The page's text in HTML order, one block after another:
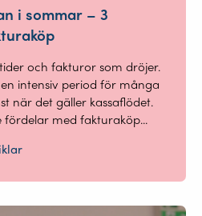
i sommar – 3
och fakturor som dröjer.
intensiv period för många
när det gäller kassaflödet.
med fakturaköp...